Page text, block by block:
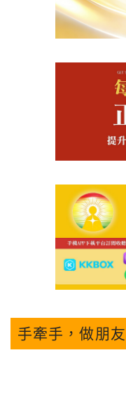
手牽手，做朋友